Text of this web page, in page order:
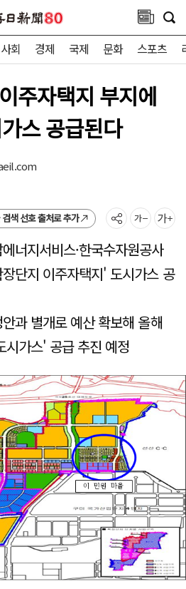
사회 경제 국제 문화 스포츠
주자택지 부지에
스 공급된다
색 선호 출처로 추가
너지서비스·한국수자원공사
단지 이주자택지' 도시가스 공
과 별개로 예산 확보해 올해
시가스' 공급 추진 예정